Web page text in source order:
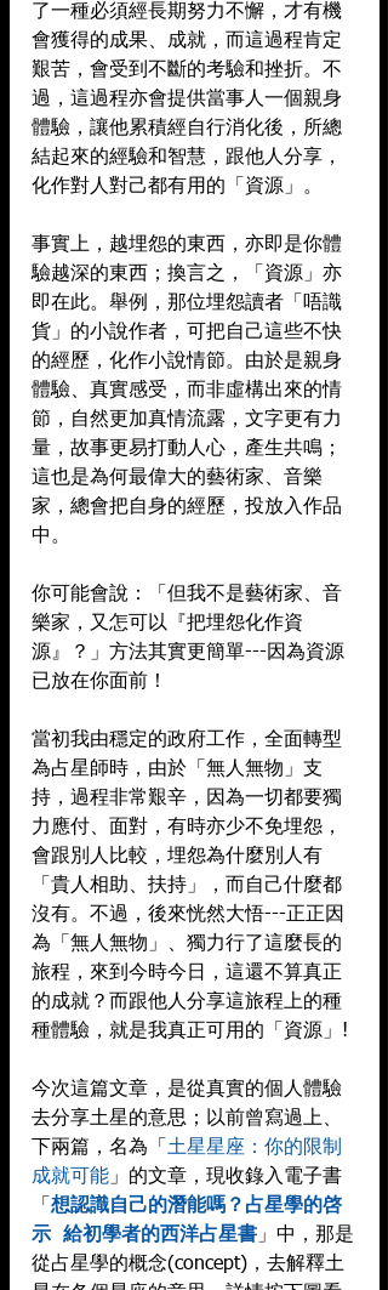
了一種必須經長期努力不懈，才有機
會獲得的成果、成就，而這過程肯定
艱苦，會受到不斷的考驗和挫折。不
過，這過程亦會提供當事人一個親身
體驗，讓他累積經自行消化後，所總
結起來的經驗和智慧，跟他人分享，
化作對人對己都有用的「資源」。
事實上，越埋怨的東西，亦即是你體
驗越深的東西；換言之，「資源」亦
即在此。舉例，那位埋怨讀者「唔識
貨」的小說作者，可把自己這些不快
的經歷，化作小說情節。由於是親身
體驗、真實感受，而非虛構出來的情
節，自然更加真情流露，文字更有力
量，故事更易打動人心，產生共鳴；
這也是為何最偉大的藝術家、音樂
家，總會把自身的經歷，投放入作品
中。
你可能會說：「但我不是藝術家、音
樂家，又怎可以『把埋怨化作資
源』？」方法其實更簡單---因為資源
已放在你面前！
當初我由穩定的政府工作，全面轉型
為占星師時，由於「無人無物」支
持，過程非常艱辛，因為一切都要獨
力應付、面對，有時亦少不免埋怨，
會跟別人比較，埋怨為什麼別人有
「貴人相助、扶持」，而自己什麼都
沒有。不過，後來恍然大悟---正正因
為「無人無物」、獨力行了這麼長的
旅程，來到今時今日，這還不算真正
的成就？而跟他人分享這旅程上的種
種體驗，就是我真正可用的「資源」!
今次這篇文章，是從真實的個人體驗
去分享土星的意思；以前曾寫過上、
下兩篇，名為「 土星星座：你的限制
成就可能 」的文章，現收錄入電子書
「 想認識自己的潛能嗎？占星學的啓
示  給初學者的西洋占星書 」中，那是
從占星學的概念(concept)，去解釋土